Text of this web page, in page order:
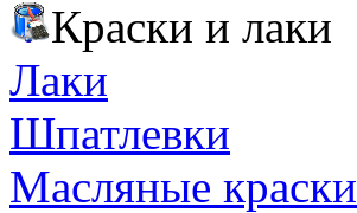
Краски и лаки
Лаки
Шпатлевки
Масляные краски